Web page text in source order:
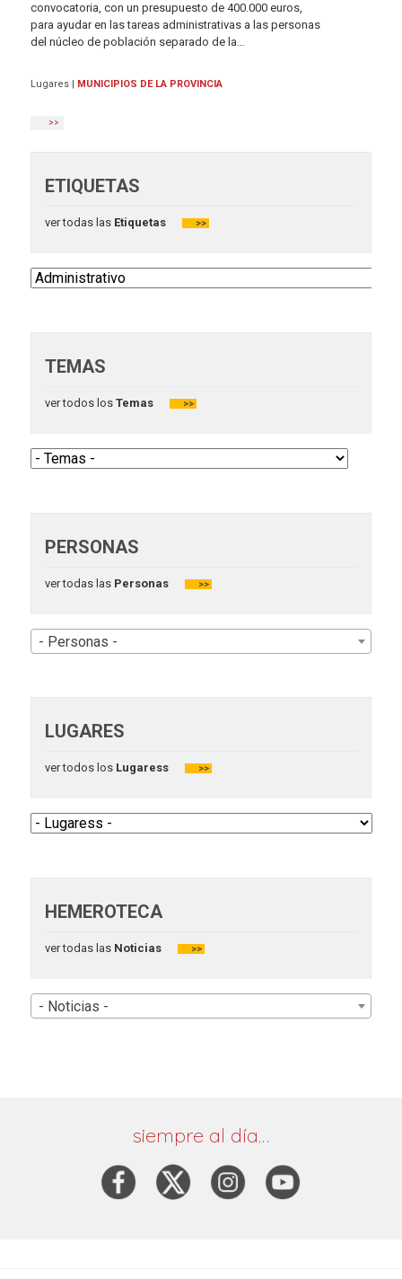
convocatoria, con un presupuesto de 400.000 euros,
para ayudar en las tareas administrativas a las personas
del núcleo de población separado de la…
Lugares MUNICIPIOS DE LA PROVINCIA
>>
ETIQUETAS
ver todas las Etiquetas >>
TEMAS
ver todos losTemas >>
PERSONAS
ver todas lasPersonas >>
- Personas -
LUGARES
ver todos losLugaress >>
HEMEROTECA
ver todas lasNoticias >>
- Noticias -
siempre al día…